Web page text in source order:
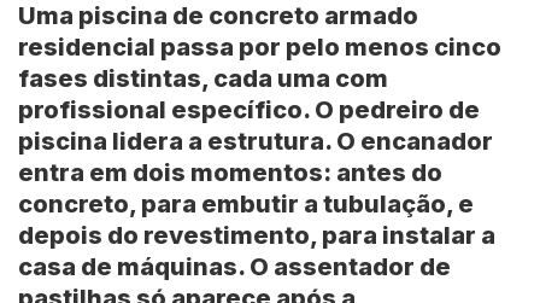
Uma piscina de concreto armado
residencial passa por pelo menos cinco
fases distintas, cada uma com
profissional específico. O pedreiro de
piscina lidera a estrutura. O encanador
entra em dois momentos: antes do
concreto, para embutir a tubulação, e
depois do revestimento, para instalar a
casa de máquinas. O assentador de